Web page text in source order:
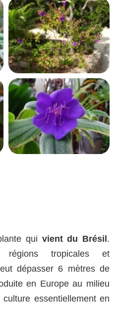
qui vient du Brésil .
tropicales et
dépasser 6 mètres de
en Europe au milieu
essentiellement en